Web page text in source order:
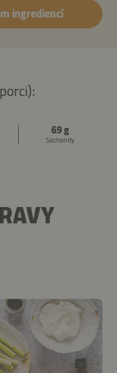
ingrediencí
69 g
Sacharidy